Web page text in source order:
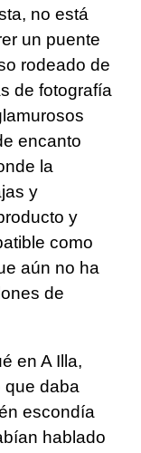
no está
un puente
rodeado de
de fotografía
encanto
la
y
y
como
aún no ha
de
en A Illa,
que daba
escondía
hablado